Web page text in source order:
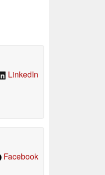
LinkedIn
Facebook